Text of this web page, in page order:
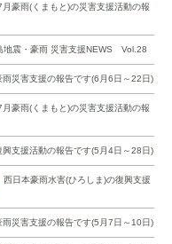
豪雨(くまもと)の災害支援活動の報
地震・豪雨 災害支援NEWS Vol.28
雨災害支援の報告です(6月6日～22日)
豪雨(くまもと)の災害支援活動の報
興支援活動の報告です(5月4日～28日)
西日本豪雨水害(ひろしま)の復興支援
雨災害支援の報告です(5月7日～10日)